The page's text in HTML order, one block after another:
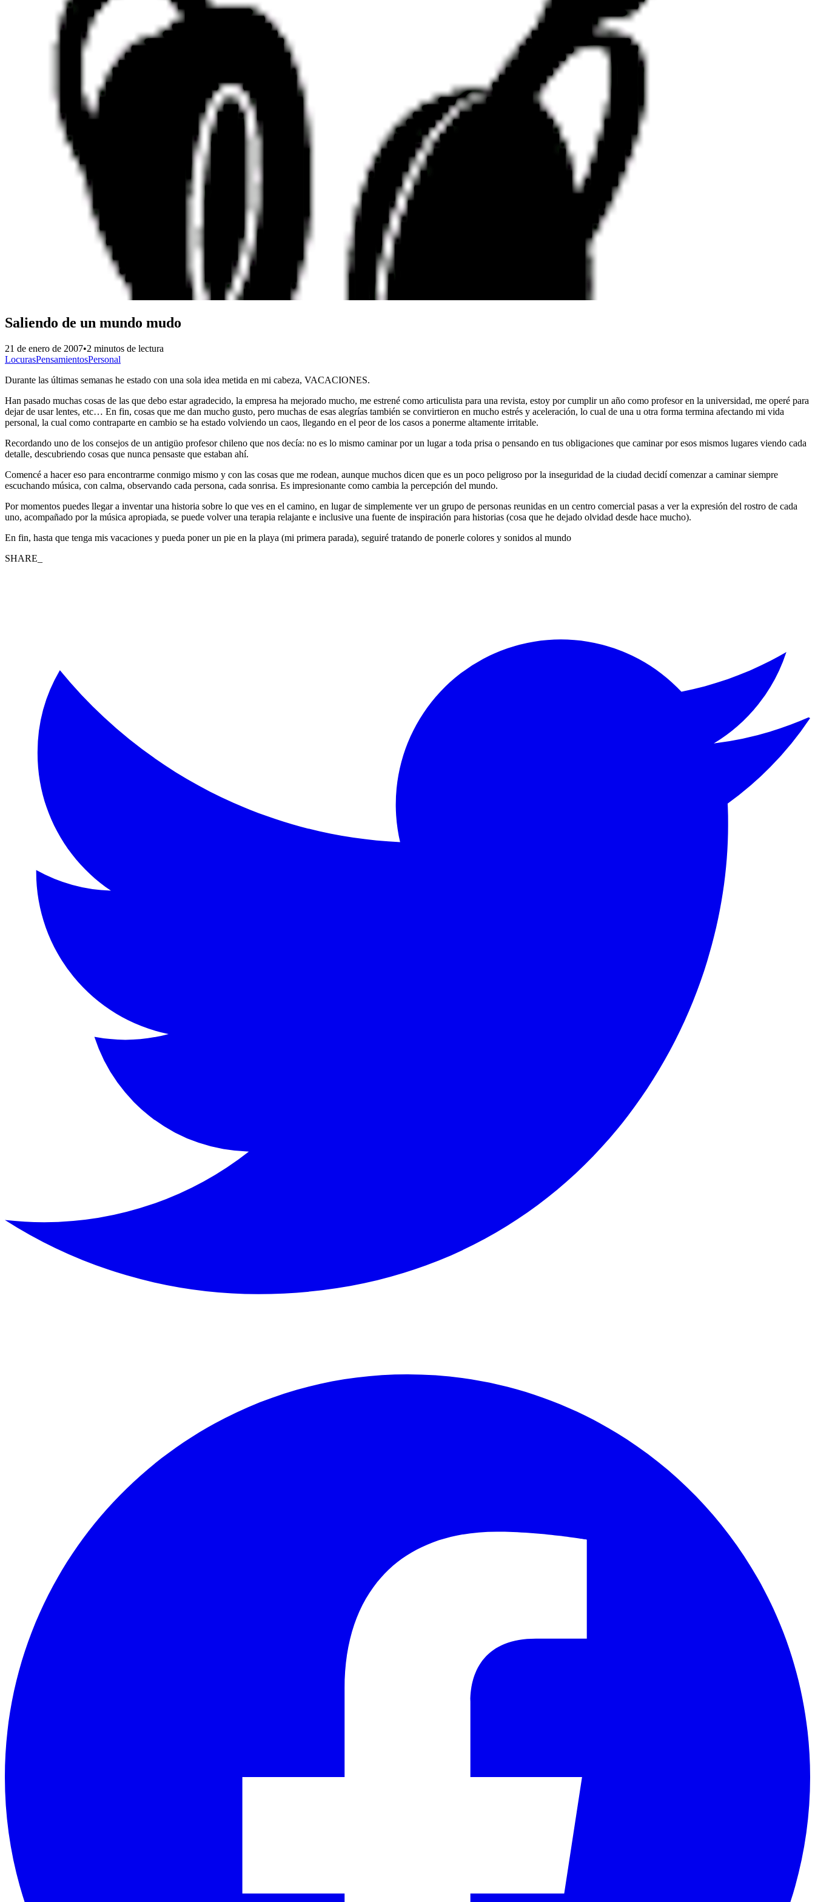
Saliendo de un mundo mudo
21 de enero de 2007•2 minutos de lectura
LocurasPensamientosPersonal
Durante las últimas semanas he estado con una sola idea metida en mi cabeza, VACACIONES.
Han pasado muchas cosas de las que debo estar agradecido, la empresa ha mejorado mucho, me estrené como articulista para una revista, estoy por cumplir un año como profesor en la universidad, me operé para
dejar de usar lentes, etc… En fin, cosas que me dan mucho gusto, pero muchas de esas alegrías también se convirtieron en mucho estrés y aceleración, lo cual de una u otra forma termina afectando mi vida
personal, la cual como contraparte en cambio se ha estado volviendo un caos, llegando en el peor de los casos a ponerme altamente irritable.
Recordando uno de los consejos de un antigüo profesor chileno que nos decía: no es lo mismo caminar por un lugar a toda prisa o pensando en tus obligaciones que caminar por esos mismos lugares viendo cada
detalle, descubriendo cosas que nunca pensaste que estaban ahí.
Comencé a hacer eso para encontrarme conmigo mismo y con las cosas que me rodean, aunque muchos dicen que es un poco peligroso por la inseguridad de la ciudad decidí comenzar a caminar siempre
escuchando música, con calma, observando cada persona, cada sonrisa. Es impresionante como cambia la percepción del mundo.
Por momentos puedes llegar a inventar una historia sobre lo que ves en el camino, en lugar de simplemente ver un grupo de personas reunidas en un centro comercial pasas a ver la expresión del rostro de cada
uno, acompañado por la música apropiada, se puede volver una terapia relajante e inclusive una fuente de inspiración para historias (cosa que he dejado olvidad desde hace mucho).
En fin, hasta que tenga mis vacaciones y pueda poner un pie en la playa (mi primera parada), seguiré tratando de ponerle colores y sonidos al mundo
SHARE_